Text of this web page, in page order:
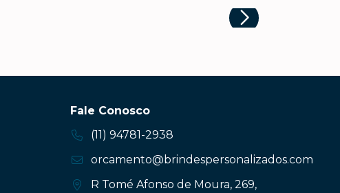
Fale Conosco
(11) 94781-2938
orcamento@brindespersonalizados.com
R Tomé Afonso de Moura, 269,